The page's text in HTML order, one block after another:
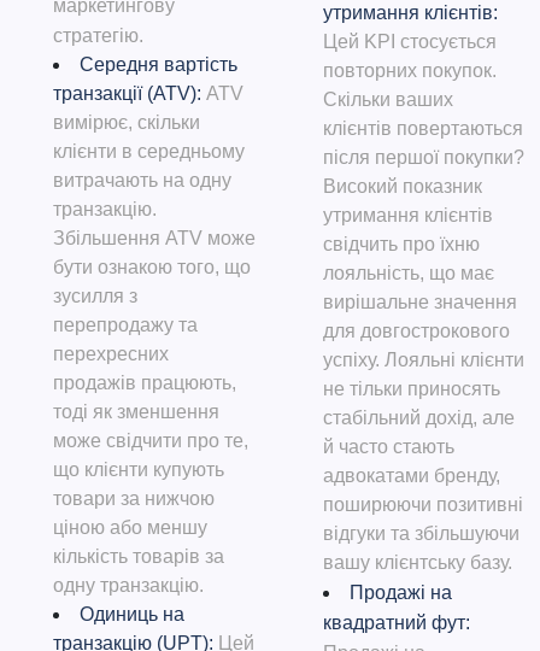
маркетингову
стратегію.
Середня вартість
транзакції (ATV): ATV
вимірює, скільки
клієнти в середньому
витрачають на одну
транзакцію.
Збільшення ATV може
бути ознакою того, що
зусилля з
перепродажу та
перехресних
продажів працюють,
тоді як зменшення
може свідчити про те,
що клієнти купують
товари за нижчою
ціною або меншу
кількість товарів за
одну транзакцію.
Одиниць на
транзакцію (UPT): Цей
утримання клієнтів:
Цей KPI стосується
повторних покупок.
Скільки ваших
клієнтів повертаються
після першої покупки?
Високий показник
утримання клієнтів
свідчить про їхню
лояльність, що має
вирішальне значення
для довгострокового
успіху. Лояльні клієнти
не тільки приносять
стабільний дохід, але
й часто стають
адвокатами бренду,
поширюючи позитивні
відгуки та збільшуючи
вашу клієнтську базу.
Продажі на
квадратний фут: